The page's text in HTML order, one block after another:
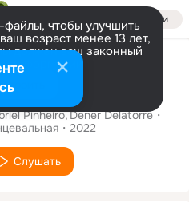
Войти
чтобы улучшить
возраст менее 13 лет,
должен ваш законный
информации
Love
Pinheiro Dener Delatorre
2022
Слушать